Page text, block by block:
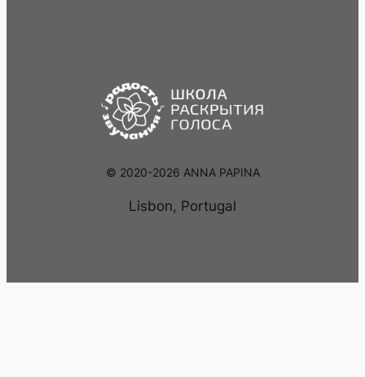
© 2020-2026 ANNA PAPINA
Lisbon, Portugal